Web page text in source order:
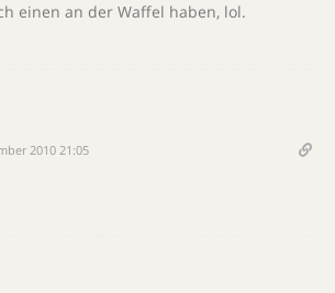
einen an der Waffel haben, lol.
2010 21:05